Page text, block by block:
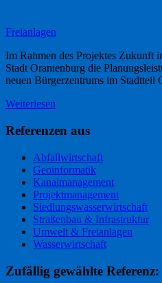
Freianlagen
Im Rahmen des Projektes Zukunft
Stadt Oranienburg die
neuen Bürgerzentrums im Stadtteil
Weiterlesen
Referenzen aus
Abfallwirtschaft
Geoinformatik
Kanalmanagement
Projektmanagement
Siedlungswasserwirtschaft
Straßenbau & Infrastruktur
Umwelt & Freianlagen
Wasserwirtschaft
Zufällig gewählte Referenz: